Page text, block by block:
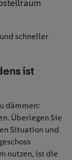
schneller
ist
dämmen:
Überlegen Sie
Situation und
nutzen, ist die